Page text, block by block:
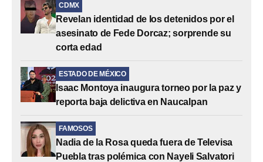
CDMX
Revelan identidad de los detenidos por el
asesinato de Fede Dorcaz; sorprende su
corta edad
ESTADO DE MÉXICO
Isaac Montoya inaugura torneo por la paz y
reporta baja delictiva en Naucalpan
FAMOSOS
Nadia de la Rosa queda fuera de Televisa
Puebla tras polémica con Nayeli Salvatori